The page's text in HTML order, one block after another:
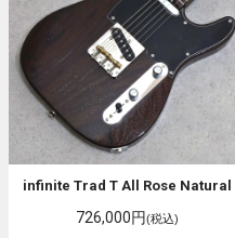
infinite Trad T All Rose Natural
726,000円(税込)